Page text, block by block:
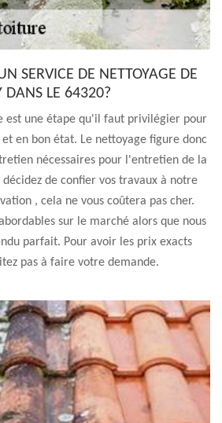
SERVICE DE NETTOYAGE DE
DANS LE 64320?
est une étape qu'il faut privilégier pour
en bon état. Le nettoyage figure donc
nécessaires pour l'entretien de la
de confier vos travaux à notre
, cela ne vous coûtera pas cher.
sur le marché alors que nous
parfait. Pour avoir les prix exacts
pas à faire votre demande.